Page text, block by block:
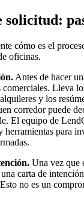
solicitud:
cómo es el
oficinas.
Antes de hacer
Lleva
y los
corredor puede
El equipo de
herramientas para
Una vez que
carta de
no es un